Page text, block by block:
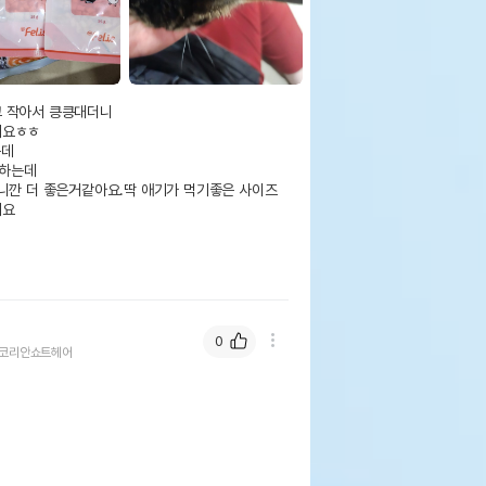
아서 킁킁대더니
ㅎㅎ
는데
더 좋은거같아요.딱 애기가 먹기좋은 사이즈
리안쇼트헤어
0